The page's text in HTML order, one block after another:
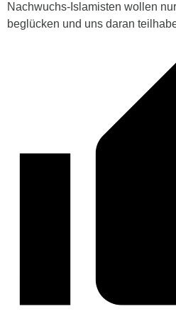
Nachwuchs-Islamisten wollen
beglücken und uns daran